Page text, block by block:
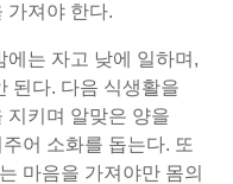
가져야 한다.
에는 자고 낮에 일하며,
된다. 다음 식생활을
지키며 알맞은 양을
어 소화를 돕는다. 또
마음을 가져야만 몸의